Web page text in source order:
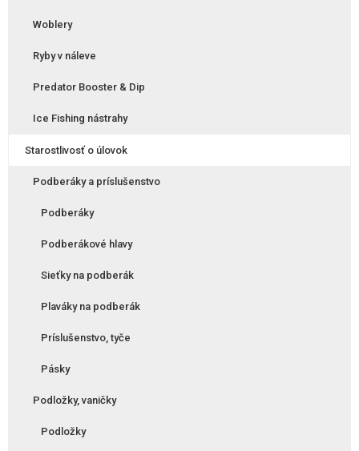
Woblery
Ryby v náleve
Predator Booster & Dip
Ice Fishing nástrahy
Starostlivosť o úlovok
Podberáky a príslušenstvo
Podberáky
Podberákové hlavy
Sieťky na podberák
Plaváky na podberák
Príslušenstvo, tyče
Pásky
Podložky, vaničky
Podložky